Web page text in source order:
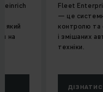
Fleet
— це
контролю та
і змішаних
техніки.
який
на